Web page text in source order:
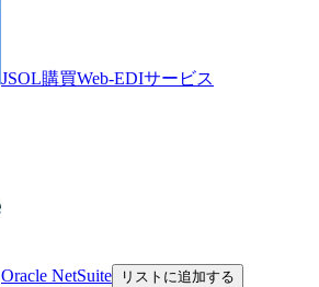
JSOL購買Web-EDIサービス
Oracle NetSuite リストに追加する